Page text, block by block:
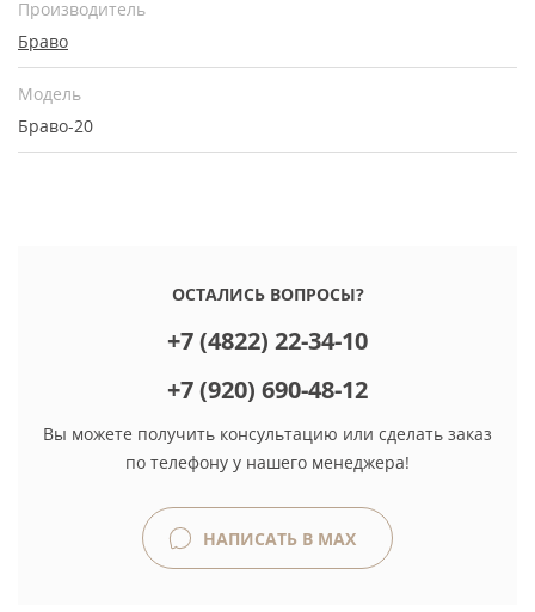
Производитель
Браво
Модель
Браво-20
ОСТАЛИСЬ ВОПРОСЫ?
+7 (4822) 22-34-10
+7 (920) 690-48-12
Вы можете получить консультацию или сделать заказ
по телефону у нашего менеджера!
НАПИСАТЬ В MAX